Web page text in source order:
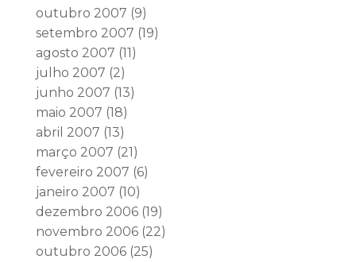
outubro 2007 (9)
setembro 2007 (19)
agosto 2007 (11)
julho 2007 (2)
junho 2007 (13)
maio 2007 (18)
abril 2007 (13)
março 2007 (21)
fevereiro 2007 (6)
janeiro 2007 (10)
dezembro 2006(19)
novembro 2006(22)
outubro 2006(25)